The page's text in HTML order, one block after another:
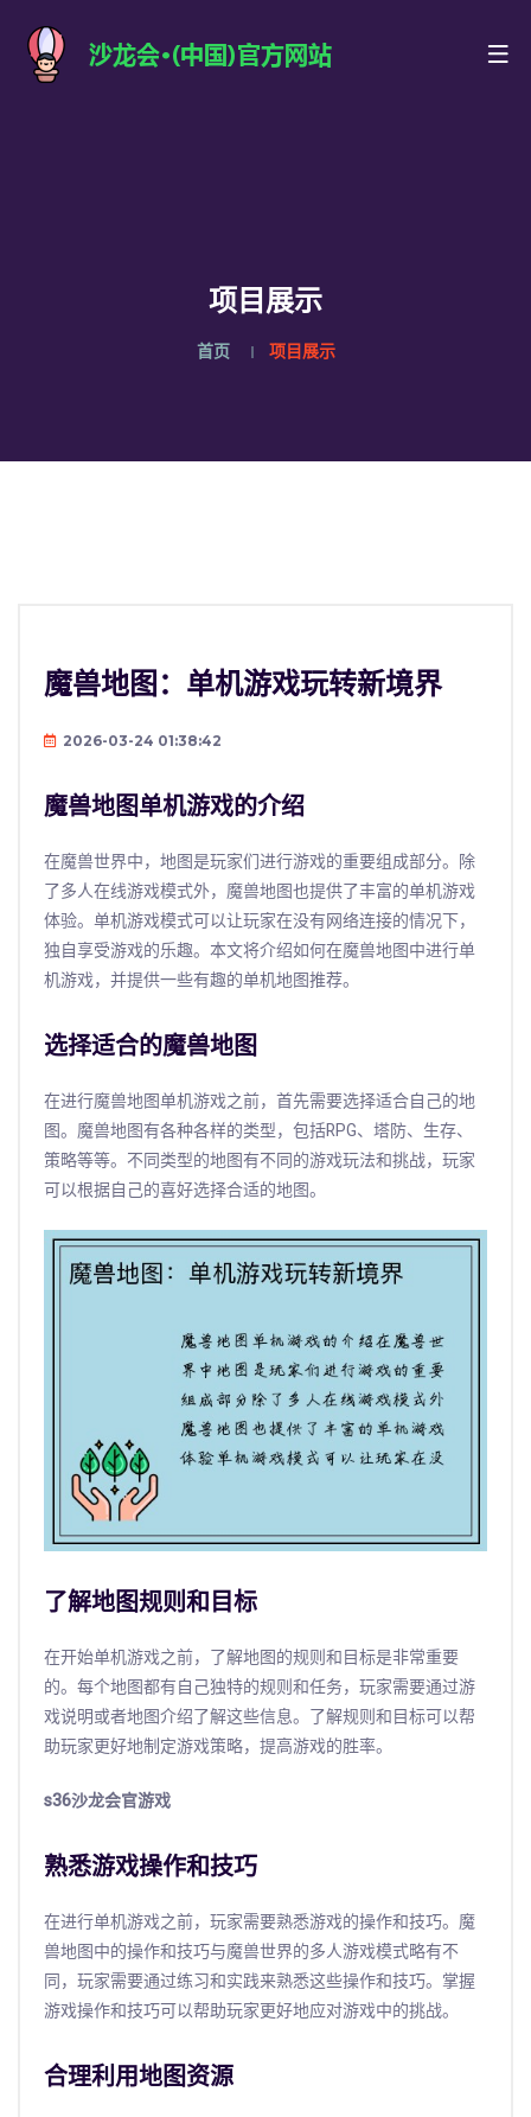
项目展示
首页 项目展示
魔兽地图：单机游戏玩转新境界
2026-03-24 01:38:42
魔兽地图单机游戏的介绍
在魔兽世界中，地图是玩家们进行游戏的重要组成部分。除
了多人在线游戏模式外，魔兽地图也提供了丰富的单机游戏
体验。单机游戏模式可以让玩家在没有网络连接的情况下，
独自享受游戏的乐趣。本文将介绍如何在魔兽地图中进行单
机游戏，并提供一些有趣的单机地图推荐。
选择适合的魔兽地图
在进行魔兽地图单机游戏之前，首先需要选择适合自己的地
图。魔兽地图有各种各样的类型，包括RPG、塔防、生存、
策略等等。不同类型的地图有不同的游戏玩法和挑战，玩家
可以根据自己的喜好选择合适的地图。
了解地图规则和目标
在开始单机游戏之前，了解地图的规则和目标是非常重要
的。每个地图都有自己独特的规则和任务，玩家需要通过游
戏说明或者地图介绍了解这些信息。了解规则和目标可以帮
助玩家更好地制定游戏策略，提高游戏的胜率。
s36沙龙会官游戏
熟悉游戏操作和技巧
在进行单机游戏之前，玩家需要熟悉游戏的操作和技巧。魔
兽地图中的操作和技巧与魔兽世界的多人游戏模式略有不
同，玩家需要通过练习和实践来熟悉这些操作和技巧。掌握
游戏操作和技巧可以帮助玩家更好地应对游戏中的挑战。
合理利用地图资源